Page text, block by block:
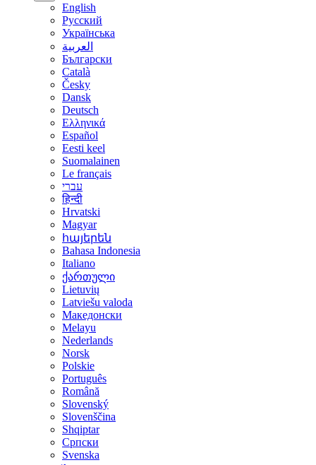
English
Русский
Українська
العربية
Български
Català
Česky
Dansk
Deutsch
Ελληνικά
Español
Eesti keel
Suomalainen
Le français
עברי
हिन्दी
Hrvatski
Magyar
հայերեն
Bahasa Indonesia
Italiano
ქართული
Lietuvių
Latviešu valoda
Македонски
Melayu
Nederlands
Norsk
Polskie
Português
Română
Slovenský
Slovenščina
Shqiptar
Српски
Svenska